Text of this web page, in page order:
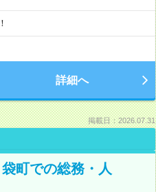
詳細へ
掲載日：2026.07.31
町での総務・人